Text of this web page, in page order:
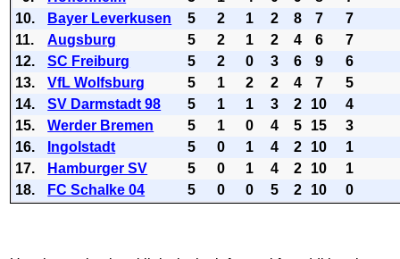
10.
Bayer Leverkusen 5 2 1 2 8 7
7
11.
Augsburg 5 2 1 2 4 6
7
12.
SC Freiburg 5 2 0 3 6 9
6
13.
VfL Wolfsburg 5 1 2 2 4 7
5
14.
SV Darmstadt 98 5 1 1 3 2 10
4
15.
Werder Bremen 5 1 0 4 5 15
3
16.
Ingolstadt 5 0 1 4 2 10
1
17.
Hamburger SV 5 0 1 4 2 10
1
18.
FC Schalke 04 5 0 0 5 2 10 0